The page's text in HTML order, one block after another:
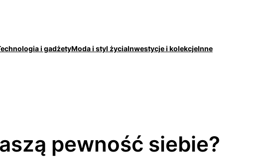
i gadżetyModa i styl życiaInwestycje i kolekcjeInne
pewność siebie?